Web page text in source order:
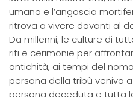
umano e l’angoscia
ritrova a vivere davanti al
Da millenni, le culture di
riti e cerimonie per
antichità, ai tempi del
persona della tribù veniva
persona deceduta e tutta